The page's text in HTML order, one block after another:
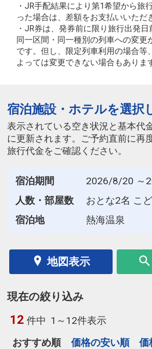
・JR手配結果により第1希望から旅
った場合は、差額をお支払いいただ
・JR券は、発券前に限り旅行出発日
同一区間・同一種別の列車への変更
です。但し、限定列車利用の場合等
よっては変更できない場合もありま
宿泊施設・ホテルを選択
表示されている空き状況と基本代
に更新されます。ご予約直前に再
旅行代金をご確認ください。
宿泊期間
2026/8/20 ～
人数・部屋数
おとな2名 こ
宿泊地
熱海温泉
地図表示
現在の絞り込み
12 件中 1～12件表示
おすすめ順
価格の安い順 価